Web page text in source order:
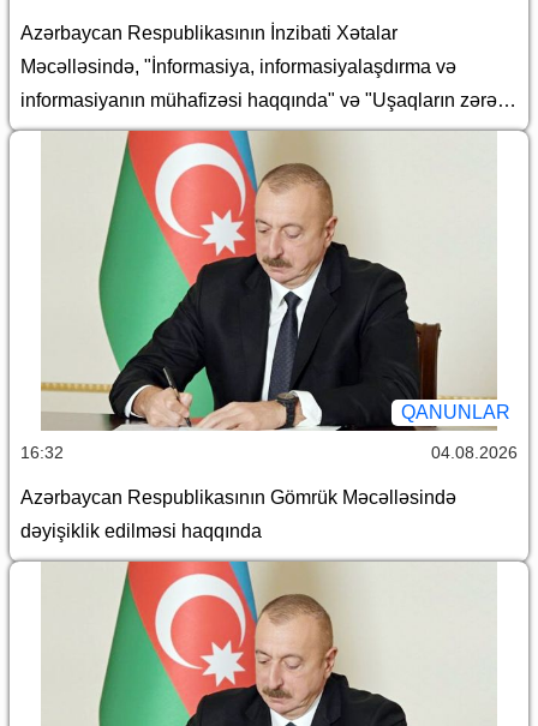
Azərbaycan Respublikasının İnzibati Xətalar
Məcəlləsində, "İnformasiya, informasiyalaşdırma və
informasiyanın mühafizəsi haqqında" və "Uşaqların zərərli
informasiyadan qorunması haqqında" Azərbaycan
Respublikasının qanunlarında dəyişiklik edilməsi barədə
QANUNLAR
16:32 04.08.2026
Azərbaycan Respublikasının Gömrük Məcəlləsində
dəyişiklik edilməsi haqqında